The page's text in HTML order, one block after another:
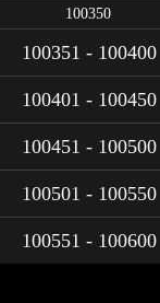
100350
100351 - 100400
100401 - 100450
100451 - 100500
100501 - 100550
100551 - 100600